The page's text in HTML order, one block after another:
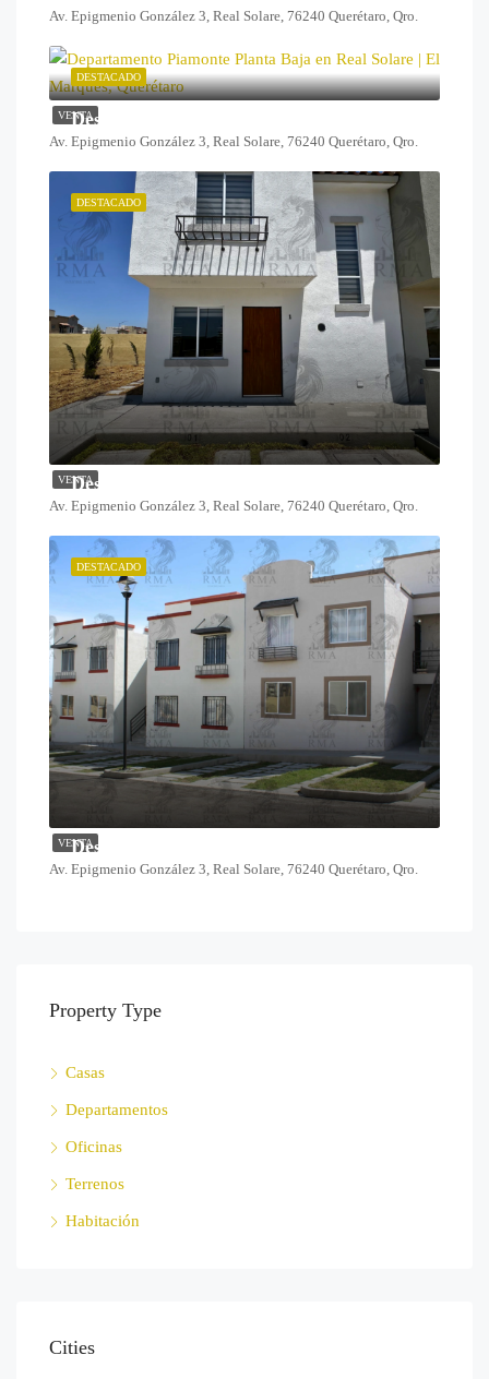
Av. Epigmenio González 3, Real Solare, 76240 Querétaro, Qro.
VENTA
DESTACADO
Desde $1,259,000
Av. Epigmenio González 3, Real Solare, 76240 Querétaro, Qro.
VENTA
DESTACADO
Desde $1,825,000
Av. Epigmenio González 3, Real Solare, 76240 Querétaro, Qro.
VENTA
DESTACADO
Desde $1,378,000
Av. Epigmenio González 3, Real Solare, 76240 Querétaro, Qro.
Property Type
Casas
Departamentos
Oficinas
Terrenos
Habitación
Cities